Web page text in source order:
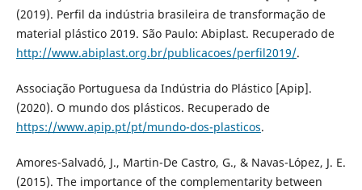
(2019). Perfil da indústria brasileira de transformação de
material plástico 2019. São Paulo: Abiplast. Recuperado de
http://www.abiplast.org.br/publicacoes/perfil2019/.
Associação Portuguesa da Indústria do Plástico [Apip].
(2020). O mundo dos plásticos. Recuperado de
https://www.apip.pt/pt/mundo-dos-plasticos.
Amores-Salvadó, J., Martin-De Castro, G., & Navas-López, J. E.
(2015). The importance of the complementarity between